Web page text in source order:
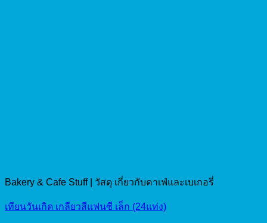
Bakery & Cafe Stuff | วัสดุ เกี่ยวกับคาเฟ่และเบเกอรี่
เทียนวันเกิด เกลียวสีแฟนซี เล็ก (24แท่ง)